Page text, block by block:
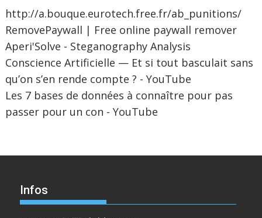
http://a.bouque.eurotech.free.fr/ab_punitions/
RemovePaywall | Free online paywall remover
Aperi'Solve - Steganography Analysis
Conscience Artificielle — Et si tout basculait sans
qu’on s’en rende compte ? - YouTube
Les 7 bases de données à connaître pour pas
passer pour un con - YouTube
Infos